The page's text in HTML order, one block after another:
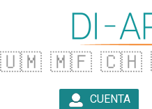
🇺🇲 🇲🇫 🇨🇭
CUENTA